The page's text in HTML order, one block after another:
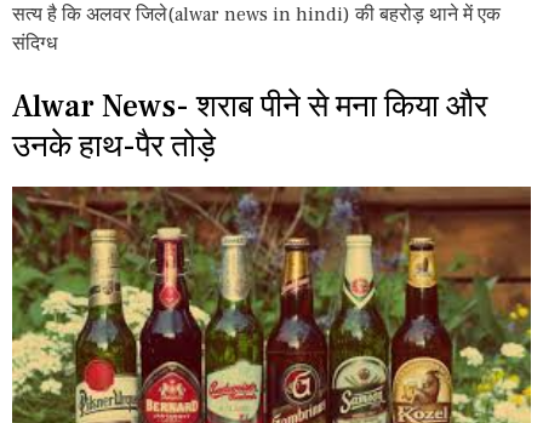
सत्य है कि अलवर जिले(alwar news in hindi) की बहरोड़ थाने में एक
संदिग्ध
Alwar News- शराब पीने से मना किया और
उनके हाथ-पैर तोड़े